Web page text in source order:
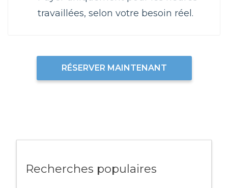
travaillées, selon votre besoin réel.
RÉSERVER MAINTENANT
Recherches populaires